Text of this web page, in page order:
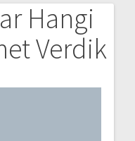
Hangi
Verdik